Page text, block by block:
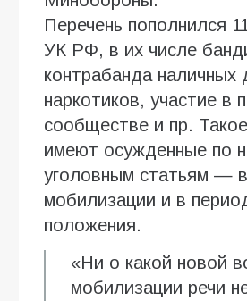
Перечень пополнился
УК РФ, в их числе
контрабанда наличных
наркотиков, участие в
сообществе и пр.
имеют осужденные по
уголовным статьям —
мобилизации и в
положения.
«Ни о какой новой
мобилизации речи